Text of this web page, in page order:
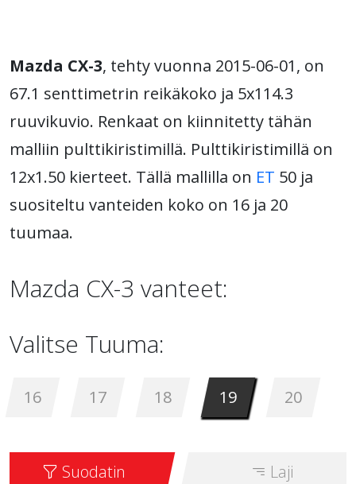
Mazda CX-3, tehty vuonna 2015-06-01, on
67.1 senttimetrin reikäkoko ja 5x114.3
ruuvikuvio. Renkaat on kiinnitetty tähän
malliin pulttikiristimillä. Pulttikiristimillä on
12x1.50 kierteet. Tällä mallilla on ET 50 ja
suositeltu vanteiden koko on 16 ja 20
tuumaa.
Mazda CX-3 vanteet:
Valitse Tuuma:
16 17 18 19 20
Suodatin Laji